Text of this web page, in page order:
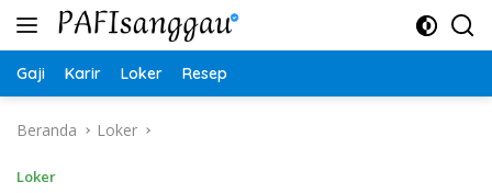
Langsung
Gaji Karir Loker Resep
Beranda Loker
Loker